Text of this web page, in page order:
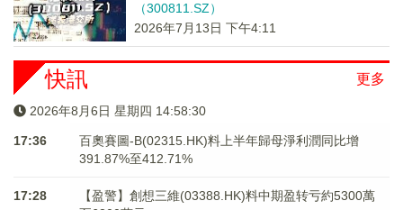
（300811.SZ）
2026年7月13日 下午4:11
更多
快訊
2026年8月6日 星期四 14:58:30
17:36
百奧賽圖-B(02315.HK)料上半年歸母淨利潤同比增
391.87%至412.71%
17:28
【盈警】創想三維(03388.HK)料中期盈转亏約5300萬